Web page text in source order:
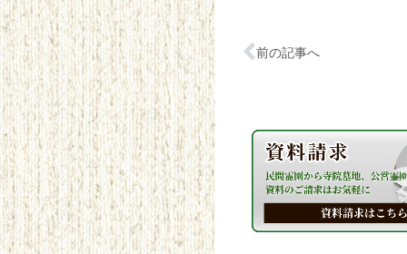
前の記事へ